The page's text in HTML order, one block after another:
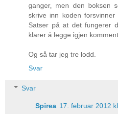
ganger, men den boksen
skrive inn koden
Satser på at det fungerer
klarer å legge igjen
Og så tar jeg tre lodd.
Svar
Svar
Spirea 17. februar 2012